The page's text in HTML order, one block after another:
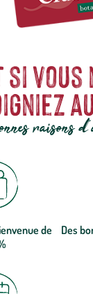
si vous
raisons
de
Des